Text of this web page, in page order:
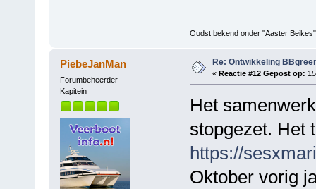
Oudst bekend onder "Aaster
PiebeJanMan
Forumbeheerder
Kapitein
Re: Ontwikkeling
« Reactie #12 Gepost op:
Het
stopgezet. Het
https://
Oktober vorig